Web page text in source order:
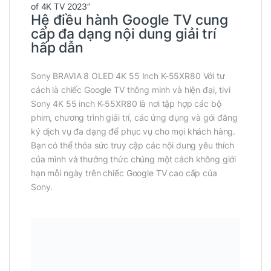
of 4K TV 2023”
Hệ điều hành Google TV cung
cấp đa dạng nội dung giải trí
hấp dẫn
Sony BRAVIA 8 OLED 4K 55 Inch K-55XR80 Với tư
cách là chiếc Google TV thông minh và hiện đại, tivi
Sony 4K 55 inch K-55XR80 là nơi tập hợp các bộ
phim, chương trình giải trí, các ứng dụng và gói đăng
ký dịch vụ đa dạng để phục vụ cho mọi khách hàng.
Bạn có thể thỏa sức truy cập các nội dung yêu thích
của mình và thưởng thức chúng một cách không giới
hạn mỗi ngày trên chiếc Google TV cao cấp của
Sony.